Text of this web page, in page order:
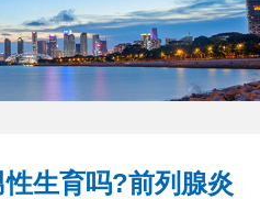
生育吗?前列腺炎